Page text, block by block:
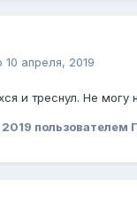
10 апреля, 2019
и треснул. Не могу
2019 пользователем